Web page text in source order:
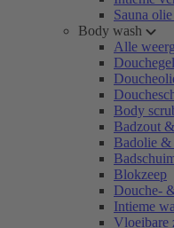
Sauna
Body wash
Alle
Douchegel
Body
Badzout
Badolie &
Blokzeep
Douche-
Intieme
Vloeibare